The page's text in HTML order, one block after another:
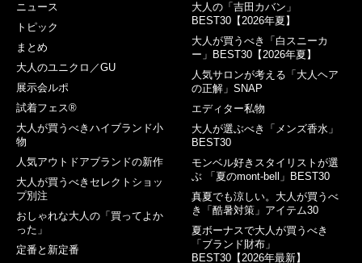
ニュース
トピック
まとめ
大人のユニクロ／GU
展示会ルポ
試着フェス®︎
大人が買うべきハイブランド小
物
人気アウトドアブランドの新作
大人が買うべきセレクトショッ
プ別注
おしゃれな大人の「買ってよか
った」
定番と新定番
大人の「吉田カバン」
BEST30【2026年夏】
大人が買うべき「白スニーカ
ー」BEST30【2026年夏】
人気サロンが考える「大人ヘア
の正解」SNAP
エディター私物
大人が選ぶべき「メンズ香水」
BEST30
モンベル好きスタイリストが選
ぶ 「夏のmont-bell」BEST30
真夏でも涼しい。大人が買うべ
き「酷暑対策」アイテム30
夏ボーナスで大人が買うべき
「ブランド財布」
BEST30【2026年最新】